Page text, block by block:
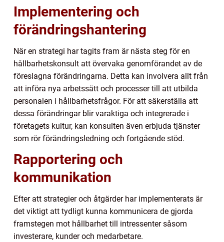
Implementering och
förändringshantering
När en strategi har tagits fram är nästa steg för en
hållbarhetskonsult att övervaka genomförandet av de
föreslagna förändringarna. Detta kan involvera allt från
att införa nya arbetssätt och processer till att utbilda
personalen i hållbarhetsfrågor. För att säkerställa att
dessa förändringar blir varaktiga och integrerade i
företagets kultur, kan konsulten även erbjuda tjänster
som rör förändringsledning och fortgående stöd.
Rapportering och
kommunikation
Efter att strategier och åtgärder har implementerats är
det viktigt att tydligt kunna kommunicera de gjorda
framstegen mot hållbarhet till intressenter såsom
investerare, kunder och medarbetare.